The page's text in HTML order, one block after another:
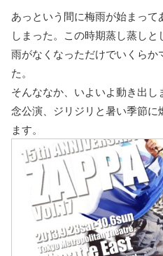
あっという間に梅雨が始まっ
しまった。この時期蒸し蒸し
雨がなくなっただけでいくらか
た。
そんななか、いよいよ動き出
念公演、ジリジリと暑い季節
ます。